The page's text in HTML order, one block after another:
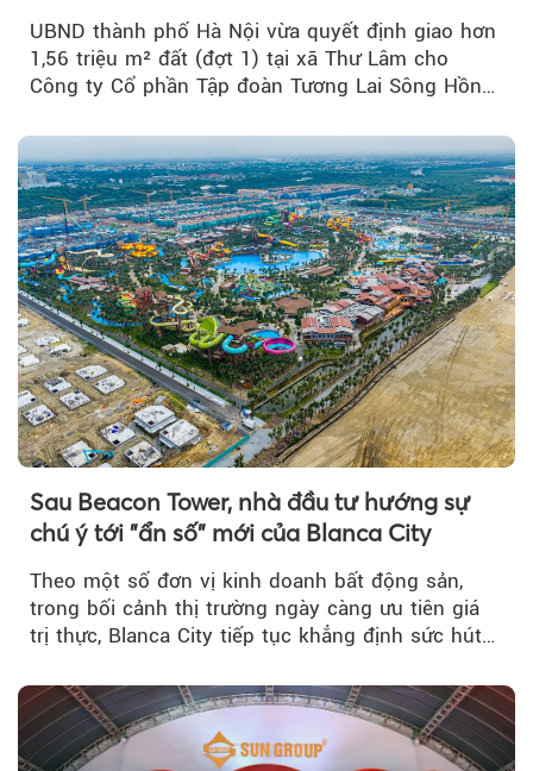
UBND thành phố Hà Nội vừa quyết định giao hơn
1,56 triệu m² đất (đợt 1) tại xã Thư Lâm cho
Công ty Cổ phần Tập đoàn Tương Lai Sông Hồng
Sau Beacon Tower, nhà đầu tư hướng sự
chú ý tới "ẩn số" mới của Blanca City
Theo một số đơn vị kinh doanh bất động sản,
trong bối cảnh thị trường ngày càng ưu tiên giá
trị thực, Blanca City tiếp tục khẳng định sức hút